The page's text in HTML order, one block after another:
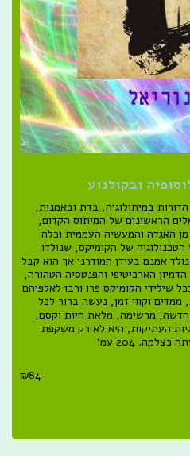
ובקולנוע
במיתולוגיה, בדת ובאמנות,
הראשונים של המיתוס הקדום,
מן האגדה והמעשיה העממית וכלה
של הקומיקס, שנולדו
אמנם בעידן המודרני אך הוא קבל
הארכיטיפי והפנטסיה הטהורה,
שילידי הקומיקס פרו ורבו לאלפיהם
וקווי זמן, נעשה ברור לכל
חדשה, מרשימה, מלאת חיות וקסם,
העתיקות, היא לא רק משקפת
204 עמ'
₪84